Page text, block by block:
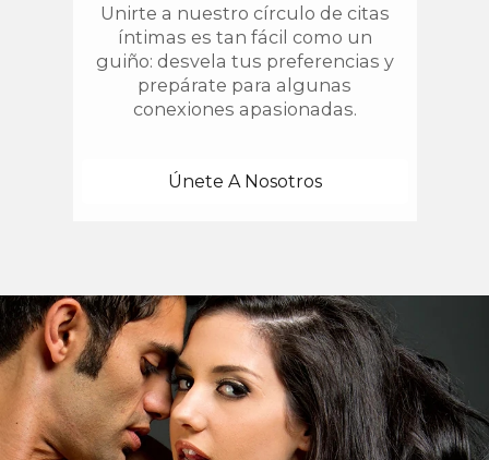
Unirte a nuestro círculo de citas
íntimas es tan fácil como un
guiño: desvela tus preferencias y
prepárate para algunas
conexiones apasionadas.
Únete A Nosotros